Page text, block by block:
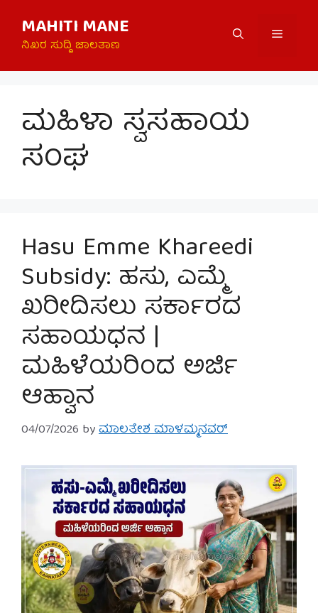
content
MAHITI MANE
ನಿಖರ ಸುದ್ದಿ ಜಾಲತಾಣ
Menu
ಮಹಿಳಾ ಸ್ವಸಹಾಯ
ಸಂಘ
Hasu Emme Khareedi
Subsidy: ಹಸು, ಎಮ್ಮೆ
ಖರೀದಿಸಲು ಸರ್ಕಾರದ
ಸಹಾಯಧನ |
ಮಹಿಳೆಯರಿಂದ ಅರ್ಜಿ
ಆಹ್ವಾನ
04/07/2026 byಮಾಲತೇಶ ಮಾಳಮ್ಮನವರ್